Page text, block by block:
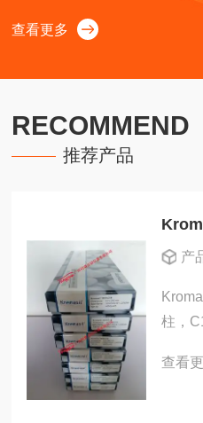
科、大连依利特、热电、
尔、中汇达、兰化所、赛分
康生活。我们的目标是：为实
务！
查看更多
RECOMMEND
推荐产品
产
柱，
盖率
查看